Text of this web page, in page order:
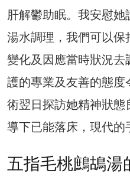
肝解鬱助眠。我安慰
湯水調理，我們可以
變化及因應當時狀況
護的專業及友善的態
術翌日探訪她精神狀
導下已能落床，現代的
五指毛桃鷓鴣湯